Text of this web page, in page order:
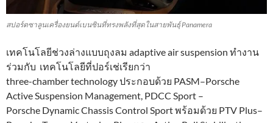
สปอร์ตซาลูนเครื่องยนต์เบนซินที่ทรงพลังที่สุดในสายพันธุ์ Panamera
เทคโนโลยีช่วงล่างแบบถุงลม adaptive air suspension ทำงาน
ร่วมกับ เทคโนโลยีที่ปอร์เช่เรียกว่า
three-chamber technology ประกอบด้วย PASM–Porsche
Active Suspension Management, PDCC Sport –
Porsche Dynamic Chassis Control Sport พร้อมด้วย PTV Plus–